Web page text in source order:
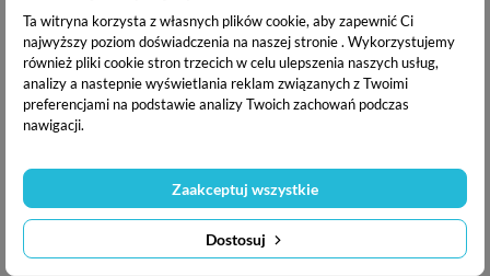
- dowiesz się, jak wyznaczać sobie cele pośrednie, planować
biegi sprawdzające, półmaraton i maraton
- nauczysz się rozsądnie gospodarować czasem oraz siłami
podczas zawodów
entuzjasta kolarstwa szosowego i ultramaratończyk szosowy,
miłośnik muzyki jazzowej i książek.
Ta witryna korzysta z własnych plików cookie, aby zapewnić Ci
najwyższy poziom doświadczenia na naszej stronie . Wykorzystujemy
również pliki cookie stron trzecich w celu ulepszenia naszych usług,
analizy a nastepnie wyświetlania reklam związanych z Twoimi
preferencjami na podstawie analizy Twoich zachowań podczas
nawigacji.
Dostosuj
Zaakceptuj wszystkie